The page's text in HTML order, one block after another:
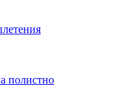
полистно